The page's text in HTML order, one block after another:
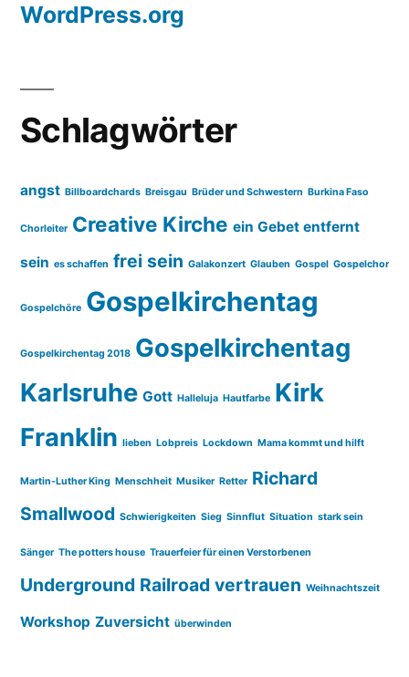
WordPress.org
Schlagwörter
angst Billboardchards Breisgau Brüder und Schwestern Burkina Faso
Chorleiter Creative Kirche ein Gebet entfernt
sein es schaffen frei sein Galakonzert Glauben Gospel Gospelchor
Gospelchöre Gospelkirchentag
Gospelkirchentag 2018 Gospelkirchentag
Karlsruhe Gott Halleluja Hautfarbe Kirk
Franklin lieben Lobpreis Lockdown Mama kommt und hilft
Martin-Luther King Menschheit Musiker Retter Richard
Smallwood Schwierigkeiten Sieg Sinnflut Situation stark sein
Sänger The potters house Trauerfeier für einen Verstorbenen
Underground Railroad vertrauen Weihnachtszeit
Workshop Zuversicht überwinden